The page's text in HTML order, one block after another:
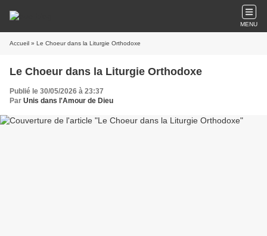
MENU
Accueil » Le Choeur dans la Liturgie Orthodoxe
Le Choeur dans la Liturgie Orthodoxe
Publié le 30/05/2026 à 23:37
Par Unis dans l'Amour de Dieu